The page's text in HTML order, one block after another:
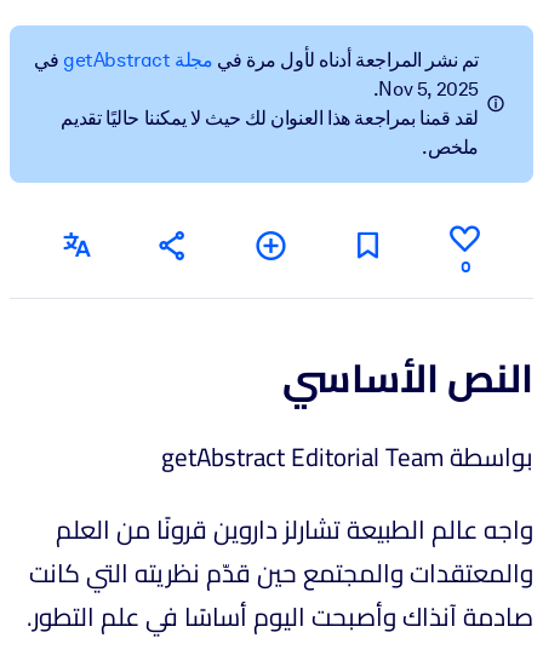
BY SYSTEM
Bring bite-sized, verified knowledge into your LMS/LXP for
Enrich your corporate library with trusted, ready-to-use business
knowledge.
For AI Systems
تم نشر المراجعة أدناه لأول مرة في مجلة getAbstract
في
Nov 5, 2025.
لقد قمنا بمراجعة هذا العنوان لك حيث لا يمكننا حاليًا تقديم
ملخص.
0
النص الأساسي
بواسطة getAbstract Editorial Team
واجه عالم الطبيعة تشارلز داروين قرونًا من العلم
والمعتقدات والمجتمع حين قدّم نظريته التي كانت
صادمة آنذاك وأصبحت اليوم أساسًا في علم التطور.